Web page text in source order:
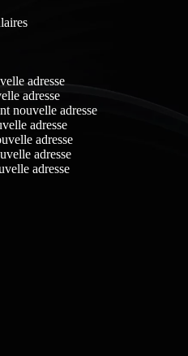
adresse
adresse
nouvelle adresse
adresse
adresse
adresse
adresse